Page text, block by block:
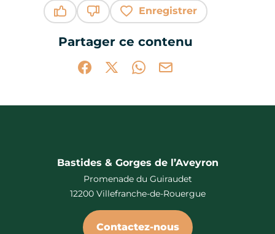
Enregistrer
Partager ce contenu
Partager sur Facebook (nouvelle
Partager sur X / Twitter (nouvelle
Partager sur WhatsApp
Partager par mail
Bastides & Gorges de l’Aveyron
Promenade du Guiraudet
12200 Villefranche-de-Rouergue
Contactez-nous